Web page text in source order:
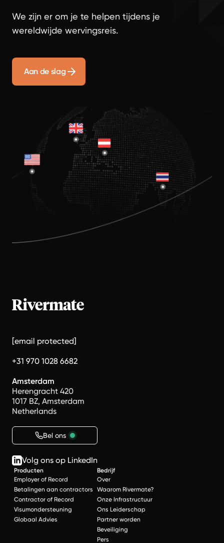
We zijn er om je te helpen tijdens je
wereldwijde wervingsreis.
Aan de slag
[email protected]
+31 970 1028 6682
Amsterdam
Herengracht 420
1017 BZ, Amsterdam
Netherlands
Bel ons
Volg ons op LinkedIn
Producten
Employer of Record
Betalingen aan contractors
Contractor of Record
Visumondersteuning
Globaal Advies
Bedrijf
Over
Waarom Rivermate?
Onze Infrastructuur
Ons Leiderschap
Partner worden
Beveiliging
Pers